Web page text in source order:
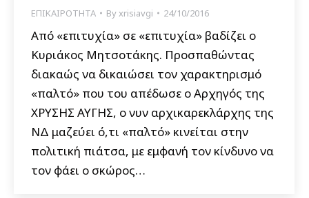
ΕΠΙΚΑΙΡΟΤΗΤΑ Byxrisiavgi 24/10/2016
Από «επιτυχία» σε «επιτυχία» βαδίζει ο
Κυριάκος Μητσοτάκης. Προσπαθώντας
διακαώς να δικαιώσει τον χαρακτηρισμό
«παλτό» που του απέδωσε ο Αρχηγός της
ΧΡΥΣΗΣ ΑΥΓΗΣ, ο νυν αρχικαρεκλάρχης της
ΝΔ μαζεύει ό,τι «παλτό» κινείται στην
πολιτική πιάτσα, με εμφανή τον κίνδυνο να
τον φάει ο σκώρος…